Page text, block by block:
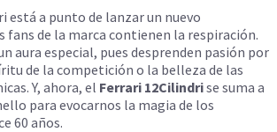
está a punto de lanzar un nuevo
fans de la marca contienen la respiración.
aura especial, pues desprenden pasión por
de la competición o la belleza de las
Y, ahora, el Ferrari 12Cilindrise suma a
para evocarnos la magia de los
60 años.